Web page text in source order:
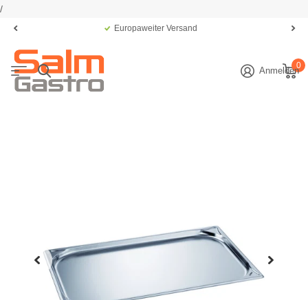
/
Europaweiter Versand
Anmelden0